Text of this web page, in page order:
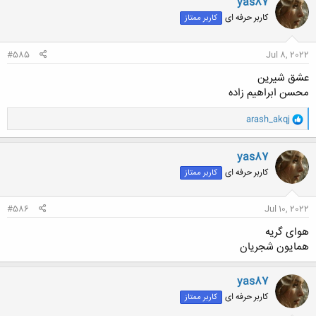
ش
ه
ا
کاربر حرفه ای کاربر ممتاز
Jul 8, 2022
#585
عشق شیرین
محسن ابراهیم زاده
و
ا
ک
ن
ش
ه
ا
arash_akqj
yas87
کاربر حرفه ای کاربر ممتاز
Jul 10, 2022
#586
هوای گریه
همایون شجریان
yas87
کاربر حرفه ای کاربر ممتاز